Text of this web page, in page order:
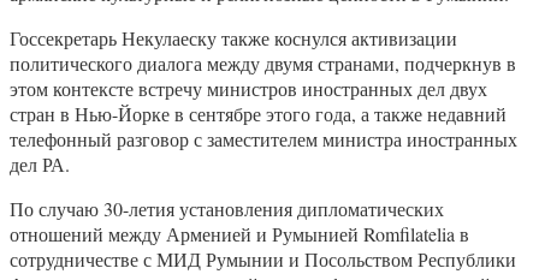
Госсекретарь Некулаеску также коснулся активизации
политического диалога между двумя странами, подчеркнув в
этом контексте встречу министров иностранных дел двух
стран в Нью-Йорке в сентябре этого года, а также недавний
телефонный разговор с заместителем министра иностранных
дел РА.
По случаю 30-летия установления дипломатических
отношений между Арменией и Румынией Romfilatelia в
сотрудничестве с МИД Румынии и Посольством Республики